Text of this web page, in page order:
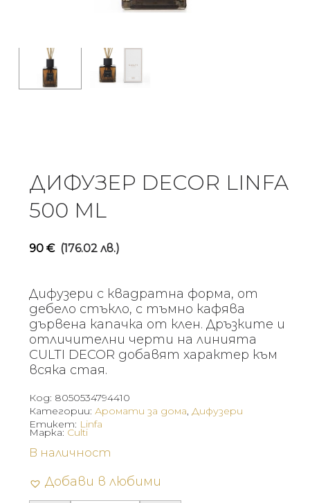
ДИФУЗЕР DECOR LINFA
500 ML
90 € (176.02 лв.)
Дифузери с квадратна форма, от
дебело стъкло, с тъмно кафява
дървена капачка от клен. Дръзките и
отличителни черти на линията
CULTI DECOR добавят характер към
всяка стая.
Код: 8050534794410
Категории: Аромати за дома, Дифузери
Етикет: Linfa
В наличност
Добави в любими
Марка: Culti